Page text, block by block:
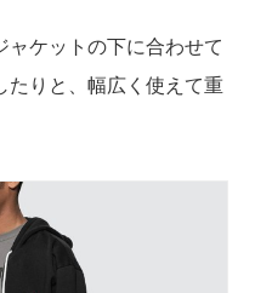
ャケットの下に合わせて
たりと、幅広く使えて重